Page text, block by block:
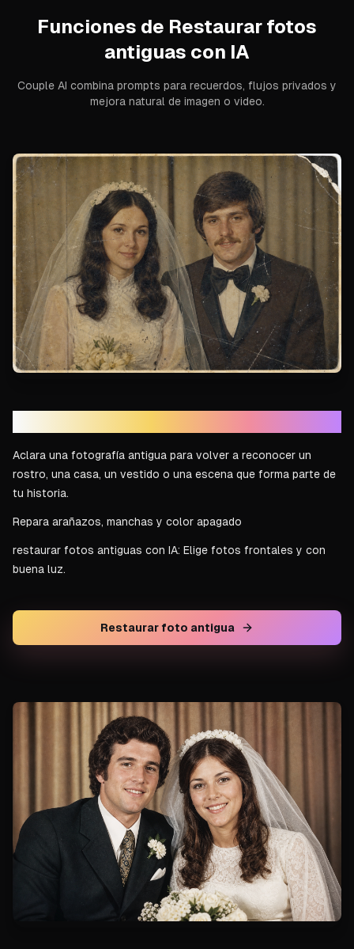
Funciones de Restaurar fotos
antiguas con IA
Couple AI combina prompts para recuerdos, flujos privados y
mejora natural de imagen o video.
Aclara una fotografía antigua para volver a reconocer un
rostro, una casa, un vestido o una escena que forma parte de
tu historia.
Repara arañazos, manchas y color apagado
restaurar fotos antiguas con IA: Elige fotos frontales y con
buena luz.
Restaurar foto antigua